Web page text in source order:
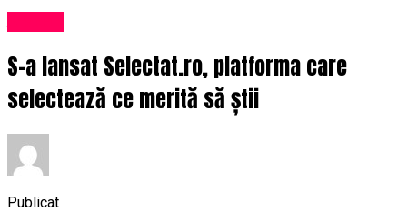
S-a lansat Selectat.ro, platforma care
selectează ce merită să știi
Publicat